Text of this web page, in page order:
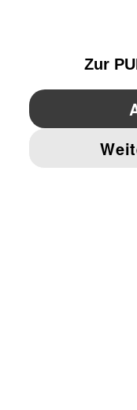
YouTube